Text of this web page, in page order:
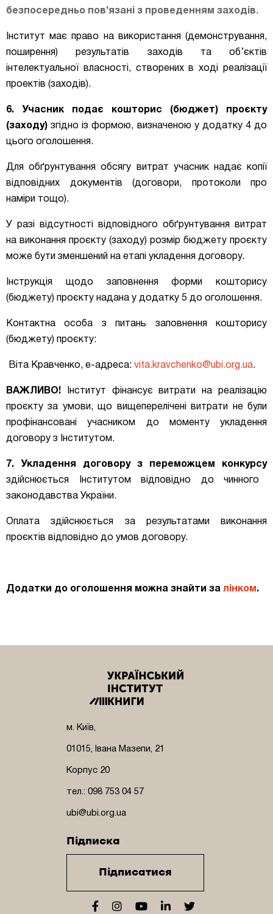
безпосередньо пов’язані з проведенням заходів.
Інститут має право на використання (демонстрування,
поширення) результатів заходів та об’єктів
інтелектуальної власності, створених в ході реалізації
проектів (заходів).
6. Учасник подає кошторис (бюджет) проєкту
(заходу) згідно із формою, визначеною у додатку 4 до
цього оголошення.
Для обґрунтування обсягу витрат учасник надає копії
відповідних документів (договори, протоколи про
наміри тощо).
У разі відсутності відповідного обґрунтування витрат
на виконання проєкту (заходу) розмір бюджету проєкту
може бути зменшений на етапі укладення договору.
Інструкція щодо заповнення форми кошторису
(бюджету) проєкту надана у додатку 5 до оголошення.
Контактна особа з питань заповнення кошторису
(бюджету) проєкту:
Віта Кравченко, е-адреса: vita.kravchenko@ubi.org.ua.
ВАЖЛИВО! Інститут фінансує витрати на реалізацію
проєктуза умови, що вищеперелічені витрати не були
профінансовані учасником до моменту укладення
договору з Інститутом.
7. Укладення договору з переможцем конкурсу
здійснюється Інститутом відповідно до чинного
законодавства України.
Оплата здійснюється за результатами виконання
проєктів відповідно до умов договору.
Додатки до оголошення можна знайти за лінком.
м. Київ,
01015, Івана Мазепи, 21
Корпус 20
тел.: 098 753 04 57
ubi@ubi.org.ua
Підписка
Підписатися